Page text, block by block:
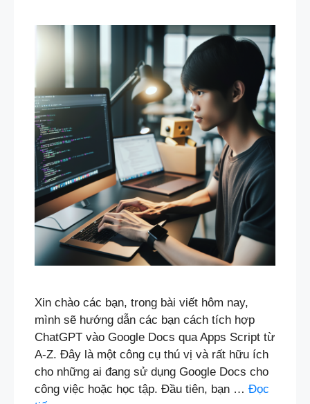
Xin chào các bạn, trong bài viết hôm nay,
mình sẽ hướng dẫn các bạn cách tích hợp
ChatGPT vào Google Docs qua Apps Script từ
A-Z. Đây là một công cụ thú vị và rất hữu ích
cho những ai đang sử dụng Google Docs cho
công việc hoặc học tập. Đầu tiên, bạn … Đọc